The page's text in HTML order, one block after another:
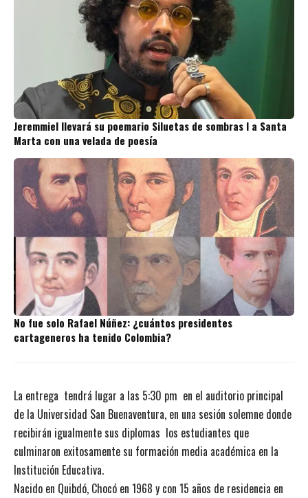
Jeremmiel llevará su poemario Siluetas de sombras I a Santa
Marta con una velada de poesía
No fue solo Rafael Núñez: ¿cuántos presidentes
cartageneros ha tenido Colombia?
La entrega tendrá lugar a las 5:30 pm en el auditorio principal
de la Universidad San Buenaventura, en una sesión solemne donde
recibirán igualmente sus diplomas los estudiantes que
culminaron exitosamente su formación media académica en la
Institución Educativa.
Nacido en Quibdó, Chocó en 1968 y con 15 años de residencia en